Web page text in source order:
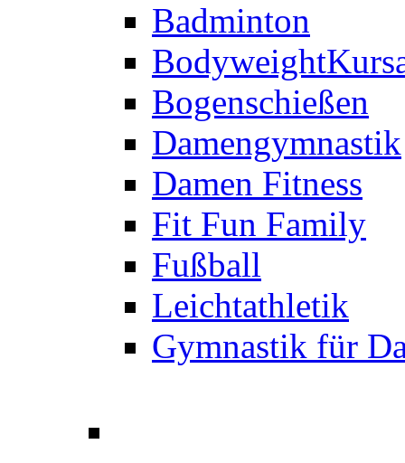
Badminton
Bodyweight
Bogenschießen
Damengymnastik
Damen Fitness
Fit Fun Family
Fußball
Leichtathletik
Gymnastik für